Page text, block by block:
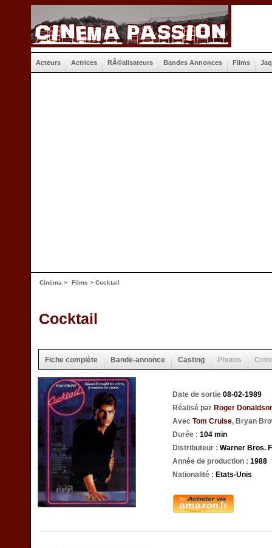
Acteurs Actrices RÃ©alisateurs Bandes Annonces Films
Cinéma > Films > Cocktail
Cocktail
Fiche complète Bande-annonce Casting Photos
Date de sortie 08-02-1989
Réalisé par Roger
Avec Tom Cruise, Bryan
Durée : 104 min
Distributeur : Warner Bros.
Année de production : 1988
Nationalité : Etats-Unis